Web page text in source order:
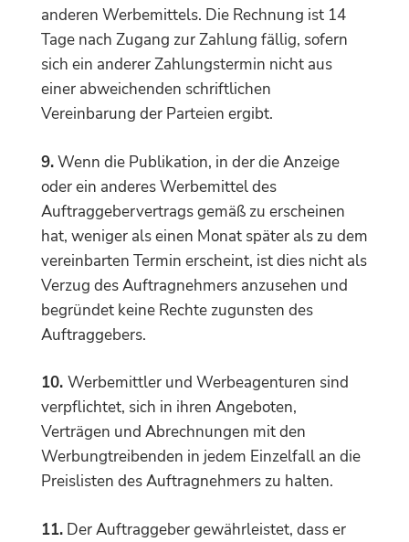
anderen Werbemittels. Die Rechnung ist 14
Tage nach Zugang zur Zahlung fällig, sofern
sich ein anderer Zahlungstermin nicht aus
einer abweichenden schriftlichen
Vereinbarung der Parteien ergibt.
9.Wenn die Publikation, in der die Anzeige
oder ein anderes Werbemittel des
Auftraggebervertrags gemäß zu erscheinen
hat, weniger als einen Monat später als zu dem
vereinbarten Termin erscheint, ist dies nicht als
Verzug des Auftragnehmers anzusehen und
begründet keine Rechte zugunsten des
Auftraggebers.
10. Werbemittler und Werbeagenturen sind
verpflichtet, sich in ihren Angeboten,
Verträgen und Abrechnungen mit den
Werbungtreibenden in jedem Einzelfall an die
Preislisten des Auftragnehmers zu halten.
11.Der Auftraggeber gewährleistet, dass er